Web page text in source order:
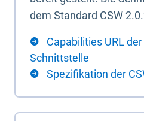
dem Standard CSW
Capabilities URL der
Schnittstelle
Spezifikation der